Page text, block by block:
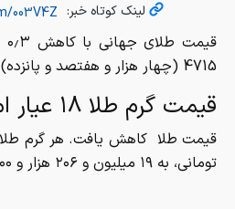
لینک کوتاه خبر:
4715 (چهار هزار و هفتصد و پانزده) دلار نرخ‌گذاری شد.
قیمت گرم طلا ۱۸ عیار امروز
تومانی، به ۱۹ میلیون و ۲۰۶ هزار و ۸۰۰ تومان رسید.